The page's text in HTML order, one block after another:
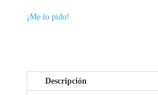
DE
CANTIDAD
¡Me lo pido!
Descripción